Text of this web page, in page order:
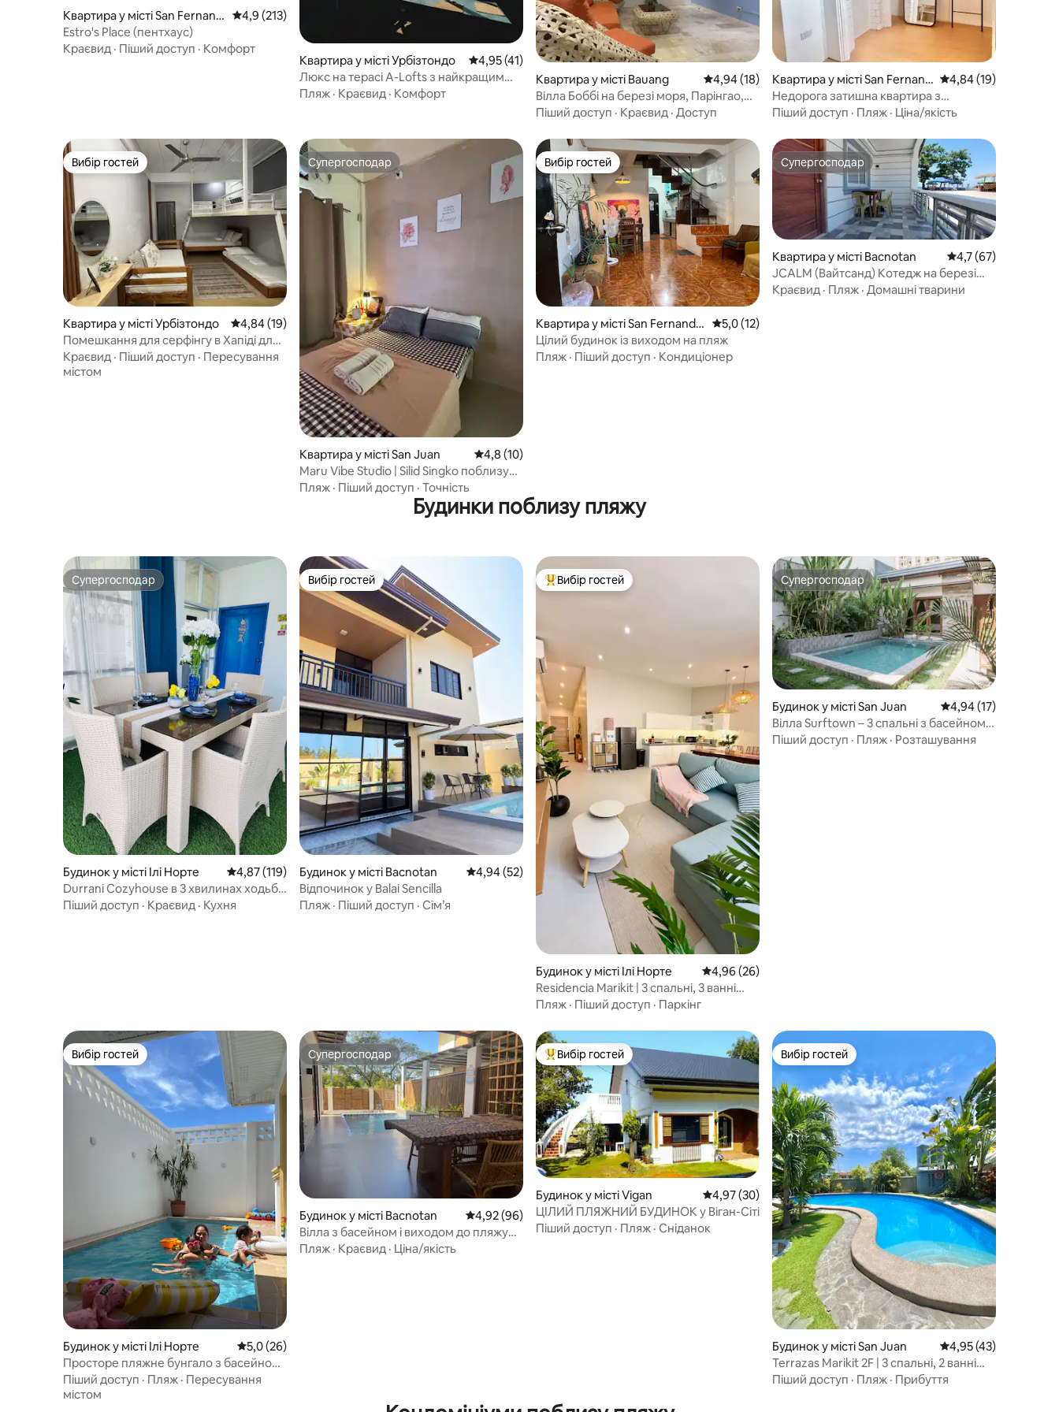
Квартира у місті San Fernand
o City
Середня оцінка: 4,9 з 5, відгуки: 213
4,9 (213)
Estro's Place (пентхаус)
Краєвид · Піший доступ · Комфорт
Квартира у місті Урбізтондо Середня оцінка: 4,95 з 5, відгуки: 41
4,95 (41)
Люкс на терасі A-Lofts з найкращим
видом на пляж
Пляж · Краєвид · Комфорт
Квартира у місті Bauang Середня оцінка: 4,94 з 5, відгуки: 18
4,94 (18)
Вілла Боббі на березі моря, Парінгао,
Ла-Уніон
Піший доступ · Краєвид · Доступ
Квартира у місті San Fernand
o City
Середня оцінка: 4,84
4,84 (19)
Недорога затишна квартира з
1 спальнею – 5 хв. пішки до пляжу
Піший доступ · Пляж · Ціна/якість
Вибір гостей
Вибір гостей
Квартира у місті Урбізтондо Середня оцінка: 4,84 з 5, відгуки: 19
4,84 (19)
Помешкання для серфінгу в Хапіді для
4–8 осіб
Краєвид · Піший доступ · Пересування
містом
Супергосподар
Супергосподар
Квартира у місті San Juan Середня оцінка: 4,8 з 5, відгуки: 10
4,8 (10)
Maru Vibe Studio | Silid Singko поблизу
пляжу Табок
Пляж · Піший доступ · Точність
Вибір гостей
Вибір гостей
Квартира у місті San Fernando
City
Середня оцінка: 5,0 з 5, відгуки: 12
5,0 (12)
Цілий будинок із виходом на пляж
Пляж · Піший доступ · Кондиціонер
Супергосподар
Супергосподар
Квартира у місті Bacnotan Середня оцінка: 4,7
4,7 (67)
JCALM (Вайтсанд) Котедж на березі
моря №2
Краєвид · Пляж · Домашні тварини
Будинки поблизу пляжу
Супергосподар
Супергосподар
Будинок у місті Ілі Норте Середня оцінка: 4,87 з 5, відгуки: 119
4,87 (119)
Durrani Cozyhouse в 3 хвилинах ходьби
від пляжу.
Піший доступ · Краєвид · Кухня
Вибір гостей
Вибір гостей
Будинок у місті Bacnotan Середня оцінка: 4,94 з 5, відгуки: 52
4,94 (52)
Відпочинок у Balai Sencilla
Пляж · Піший доступ · Сім’я
Топ вибір гостей
Вибір гостей
Будинок у місті Ілі Норте Середня оцінка: 4,96 з 5, відгуки: 26
4,96 (26)
Residencia Marikit | 3 спальні, 3 ванні
кімнати | 5 хвилин ходьби до пляжу
Пляж · Піший доступ · Паркінг
Супергосподар
Супергосподар
Будинок у місті San Juan Середня оцінка: 4,94
4,94 (17)
Вілла Surftown – 3 спальні з басейном
біля пляжу
Піший доступ · Пляж · Розташування
Вибір гостей
Вибір гостей
Будинок у місті Ілі Норте Середня оцінка: 5,0 з 5, відгуки: 26
5,0 (26)
Просторе пляжне бунгало з басейном,
недалеко від пляжу
Піший доступ · Пляж · Пересування
містом
Супергосподар
Супергосподар
Будинок у місті Bacnotan Середня оцінка: 4,92 з 5, відгуки: 96
4,92 (96)
Вілла з басейном і виходом до пляжу
на 7 осіб, тільки для дорослих
Пляж · Краєвид · Ціна/якість
Топ вибір гостей
Вибір гостей
Будинок у місті Vigan Середня оцінка: 4,97 з 5, відгуки: 30
4,97 (30)
ЦІЛИЙ ПЛЯЖНИЙ БУДИНОК у Віган-Сіті
Піший доступ · Пляж · Сніданок
Вибір гостей
Вибір гостей
Будинок у місті San Juan Середня оцінка: 4,95
4,95 (43)
Terrazas Marikit 2F | 3 спальні, 2 ванні
кімнати | 2 хвилини до пляжу
Піший доступ · Пляж · Прибуття